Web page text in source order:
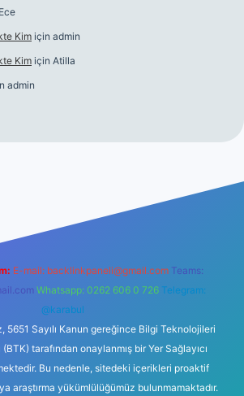
Ece
Kim için admin
Kim için Atilla
admin
E-mail: backlinkpaneli@gmail.com Teams:
Whatsapp: 0262 606 0 726 Telegram:
@karabul
5651 Sayılı Kanun gereğince Bilgi Teknolojileri
tarafından onaylanmış bir Yer Sağlayıcı
Bu nedenle, sitedeki içerikleri proaktif
araştırma yükümlülüğümüz bulunmamaktadır.